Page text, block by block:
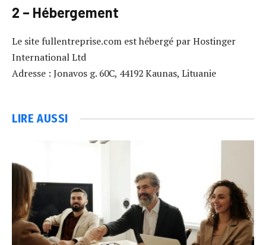
2 – Hébergement
Le site fullentreprise.com est hébergé par Hostinger
International Ltd
Adresse : Jonavos g. 60C, 44192 Kaunas, Lituanie
LIRE AUSSI